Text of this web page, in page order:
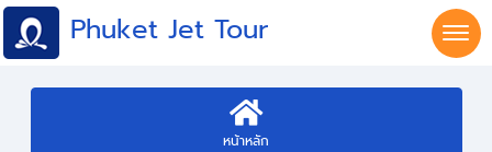
Phuket Jet Tour
หน้าหลัก